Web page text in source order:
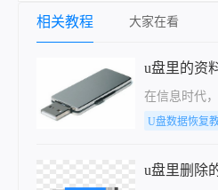
相关教程 大家在看
u盘里的资
在信息时代
U盘数据恢复
u盘里删除